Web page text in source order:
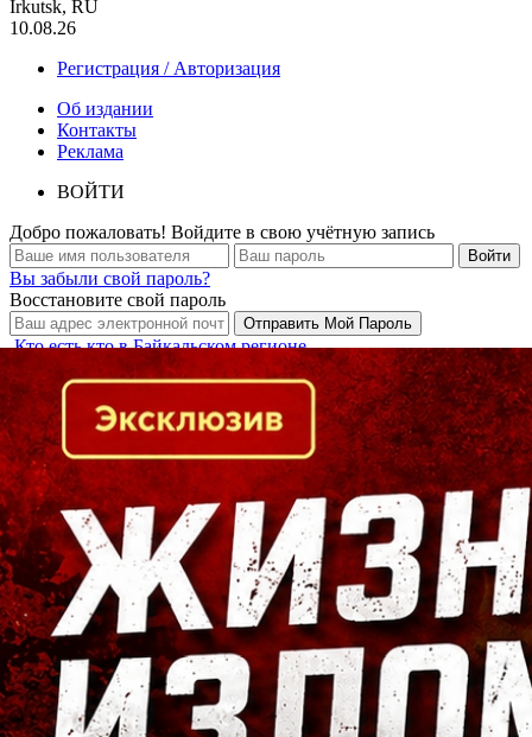
Irkutsk, RU
10.08.26
Регистрация / Авторизация
Об издании
Контакты
Реклама
ВОЙТИ
Добро пожаловать! Войдите в свою учётную запись
Вы забыли свой пароль?
Восстановите свой пароль
Кто есть кто в Байкальском регионе